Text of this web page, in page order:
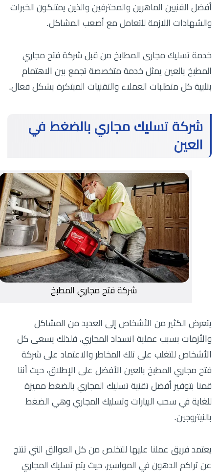
أفضل الفنيين الماهرين والمحترفين والذين يمتلكون الخبرات
والشهادات اللازمة للتعامل مع أصعب المشاكل.
خدمة تسليك مجارى المطابخ من قبل شركة فتح مجاري
المطبخ بالعين يمثل خدمة متخصصة تجمع بين الاهتمام
بتلبية كل متطلبات العملاء والتقنيات المبتكرة بشكل فعال.
شركة تسليك مجاري بالضغط في
العين
شركة فتح مجاري المطبخ
يتعرض الكثير من الأشخاص إلى العديد من المشاكل
والأزمات بسبب عملية انسداد المجاري، فلذلك يسعى كل
الأشخاص للتغلب على تلك المخاطر والاعتماد على شركة
فتح مجاري المطبخ بالعين الأفضل على الإطلاق، حيث أننا
قمنا بتوفير أفضل تقنية تسليك المجاري بالضغط مميزة
للغاية في سحب البيارات وتسليك المجاري وهي الضغط
بالنيتروجين.
يعتمد فريق عملنا عليها للتخلص من كل العوالق التي تنتج
عن تراكم الدهون في المواسير، حيث يتم تسليك المجاري